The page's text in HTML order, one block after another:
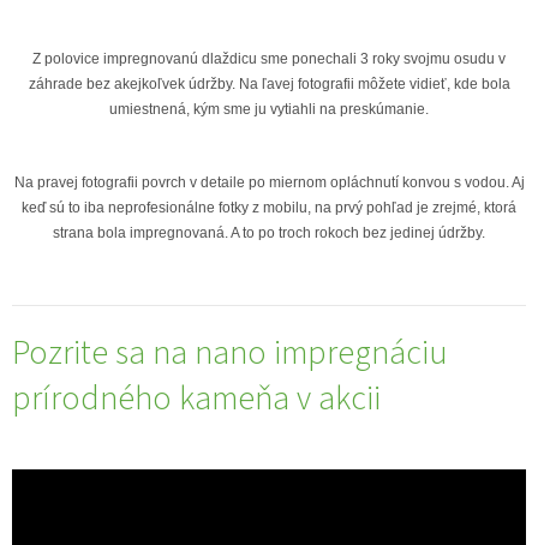
Z polovice impregnovanú dlaždicu sme ponechali 3 roky svojmu osudu v
záhrade bez akejkoľvek údržby. Na ľavej fotografii môžete vidieť, kde bola
umiestnená, kým sme ju vytiahli na preskúmanie.
Na pravej fotografii povrch v detaile po miernom opláchnutí konvou s vodou. Aj
keď sú to iba neprofesionálne fotky z mobilu, na prvý pohľad je zrejmé, ktorá
strana bola impregnovaná. A to po troch rokoch bez jedinej údržby.
Pozrite sa na nano impregnáciu
prírodného kameňa v akcii